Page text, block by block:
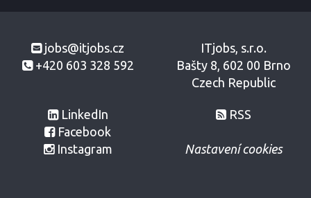
jobs@itjobs.cz
+420 603 328 592
LinkedIn
Facebook
Instagram
ITjobs, s.r.o.
Bašty 8, 602 00 Brno
Czech Republic
RSS
Nastavení cookies